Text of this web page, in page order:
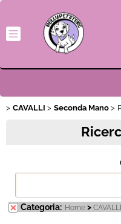
Categoria:
I nostri
CAVALLI Seconda Mano
Categoria: Home > CAVALLI